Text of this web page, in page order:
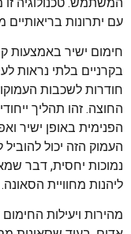
עם יתרונות בריאותיים
חימום ישיר באמצעות
בקרניים בלתי נראות
חודרות לשכבות
החוצה. זהו תהליך
הפנימית באופן ישיר
העמוק הזה יכול
נמוכות יחסית, דבר
ליהנות מחוויית הסאונה.
מהירות ויעילות